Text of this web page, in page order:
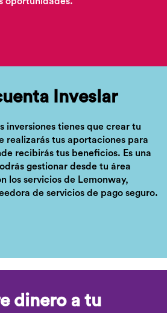
Inveslar
inversiones tienes que crear tu
realizarás tus aportaciones para
recibirás tus beneficios. Es una
gestionar desde tu área
los servicios de Lemonway,
de servicios de pago seguro.
dinero a tu